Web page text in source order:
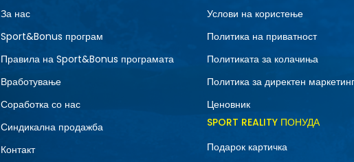
За нас
Sport&Bonus програм
Правила на Sport&Bonus програмата
Вработување
Соработка со нас
Синдикална продажба
Контакт
Услови на користење
Политика на приватност
Политиката за колачиња
Политика за директен маркетинг
Ценовник
SPORT REALITY ПОНУДА
Подарок картичка